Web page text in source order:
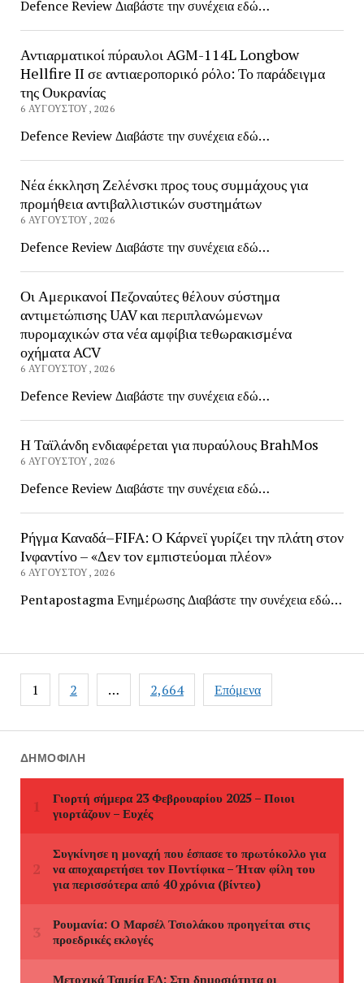
Defence Review Διαβάστε την συνέχεια εδώ…
Αντιαρματικοί πύραυλοι AGM-114L Longbow
Hellfire II σε αντιαεροπορικό ρόλο: Το παράδειγμα
της Ουκρανίας
6 ΑΥΓΟΎΣΤΟΥ, 2026
Defence Review Διαβάστε την συνέχεια εδώ…
Νέα έκκληση Ζελένσκι προς τους συμμάχους για
προμήθεια αντιβαλλιστικών συστημάτων
6 ΑΥΓΟΎΣΤΟΥ, 2026
Defence Review Διαβάστε την συνέχεια εδώ…
Οι Αμερικανοί Πεζοναύτες θέλουν σύστημα
αντιμετώπισης UAV και περιπλανώμενων
πυρομαχικών στα νέα αμφίβια τεθωρακισμένα
οχήματα ACV
6 ΑΥΓΟΎΣΤΟΥ, 2026
Defence Review Διαβάστε την συνέχεια εδώ…
Η Ταϊλάνδη ενδιαφέρεται για πυραύλους BrahMos
6 ΑΥΓΟΎΣΤΟΥ, 2026
Defence Review Διαβάστε την συνέχεια εδώ…
Ρήγμα Καναδά–FIFA: Ο Κάρνεϊ γυρίζει την πλάτη στον
Ινφαντίνο – «Δεν τον εμπιστεύομαι πλέον»
6 ΑΥΓΟΎΣΤΟΥ, 2026
Pentapostagma Ενημέρωσης Διαβάστε την συνέχεια εδώ…
Πλοήγηση
άρθρων
1 2 … 2,664 Επόμενα
ΔΗΜΟΦΙΛΉ